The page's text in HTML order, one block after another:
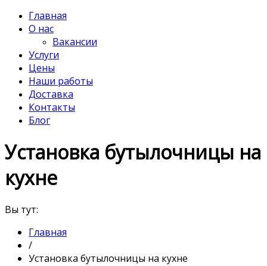
Главная
О нас
Вакансии
Услуги
Цены
Наши работы
Доставка
Контакты
Блог
Установка бутылочницы на
кухне
Вы тут:
Главная
/
Установка бутылочницы на кухне